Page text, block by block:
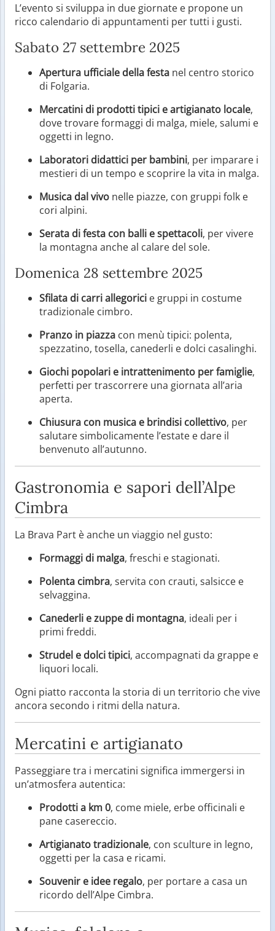
L’evento si sviluppa in due giornate e propone un
ricco calendario di appuntamenti per tutti i gusti.
Sabato 27 settembre 2025
Apertura ufficiale della festa nel centro storico
di Folgaria.
Mercatini di prodotti tipici e artigianato locale,
dove trovare formaggi di malga, miele, salumi e
oggetti in legno.
Laboratori didattici per bambini, per imparare i
mestieri di un tempo e scoprire la vita in malga.
Musica dal vivo nelle piazze, con gruppi folk e
cori alpini.
Serata di festa con balli e spettacoli, per vivere
la montagna anche al calare del sole.
Domenica 28 settembre 2025
Sfilata di carri allegorici e gruppi in costume
tradizionale cimbro.
Pranzo in piazza con menù tipici: polenta,
spezzatino, tosella, canederli e dolci casalinghi.
Giochi popolari e intrattenimento per famiglie,
perfetti per trascorrere una giornata all’aria
aperta.
Chiusura con musica e brindisi collettivo, per
salutare simbolicamente l’estate e dare il
benvenuto all’autunno.
Gastronomia e sapori dell’Alpe
Cimbra
La Brava Part è anche un viaggio nel gusto:
Formaggi di malga, freschi e stagionati.
Polenta cimbra, servita con crauti, salsicce e
selvaggina.
Canederli e zuppe di montagna, ideali per i
primi freddi.
Strudel e dolci tipici, accompagnati da grappe e
liquori locali.
Ogni piatto racconta la storia di un territorio che vive
ancora secondo i ritmi della natura.
Mercatini e artigianato
Passeggiare tra i mercatini significa immergersi in
un’atmosfera autentica:
Prodotti a km 0, come miele, erbe officinali e
pane casereccio.
Artigianato tradizionale, con sculture in legno,
oggetti per la casa e ricami.
Souvenir e idee regalo, per portare a casa un
ricordo dell’Alpe Cimbra.